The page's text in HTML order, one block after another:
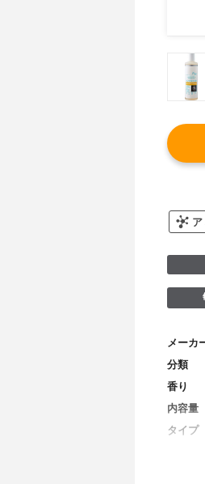
メーカ
分類
香り
内容量
タイプ